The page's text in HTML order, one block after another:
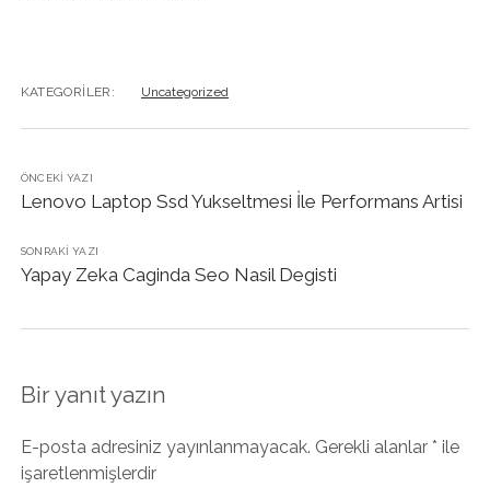
KATEGORILER: Uncategorized
ÖNCEKI YAZI
Lenovo Laptop Ssd Yukseltmesi İle Performans Artisi
SONRAKI YAZI
Yapay Zeka Caginda Seo Nasil Degisti
Bir yanıt yazın
E-posta adresiniz yayınlanmayacak. Gerekli alanlar * ile
işaretlenmişlerdir